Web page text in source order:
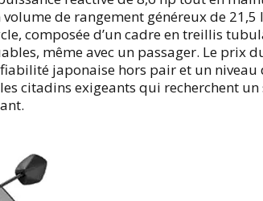
de rangement généreux de 21,5
composée d’un cadre en treillis
même avec un passager. Le prix
japonaise hors pair et un niveau
citadins exigeants qui recherchent un